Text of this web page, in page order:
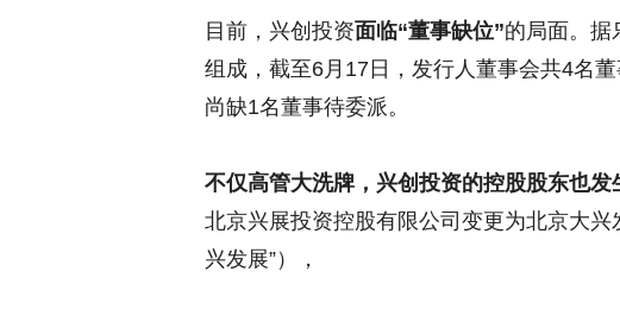
目前，兴创投资面临“董事缺位”的局面。据
组成，截至6月17日，发行人董事会共4名
尚缺1名董事待委派。
不仅高管大洗牌，兴创投资的控股股东也发
北京兴展投资控股有限公司变更为北京大
兴发展”），